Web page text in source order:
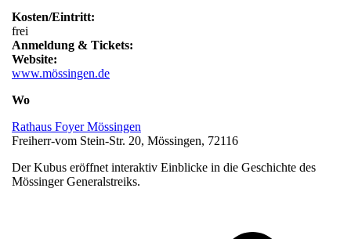
Kosten/Eintritt:
frei
Anmeldung & Tickets:
Website:
www.mössingen.de
Wo
Rathaus Foyer Mössingen
Freiherr-vom Stein-Str. 20, Mössingen, 72116
Der Kubus eröffnet interaktiv Einblicke in die Geschichte des
Mössinger Generalstreiks.